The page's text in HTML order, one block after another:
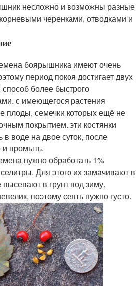
несложно и возможны разные
черенками, отводками и
боярышника имеют очень
период покоя достигает двух
способ более быстрого
с имеющегося растения
плоды, семечки которых ещё не
покрытием. эти костянки
в воде на двое суток, после
и промыть.
нужно обработать 1%
Для этого их замачивают в
высевают в грунт под зиму.
поэтому сеять нужно густо.